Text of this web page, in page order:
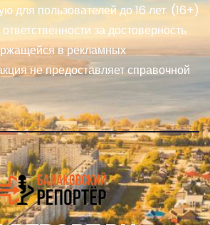
для пользователей до 16 лет. (16+)
за достоверность
в рекламных
не предоставляет справочной